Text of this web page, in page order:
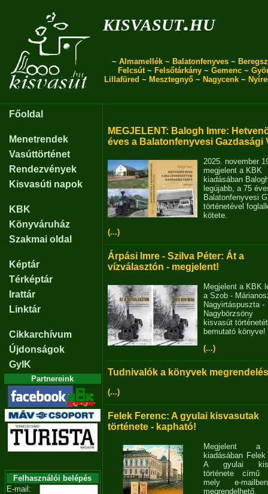
kisvasut.hu
~ Almamellék ~ Balatonfenyves ~
Felcsút~ Felsőtárkány ~ Gemenc ~
Lillafüred ~ Mesztegnyő ~ Nagycenk ~
Főoldal
Menetrendek
Vasúttörténet
Rendezvények
Kisvasúti napok
KBK
Könyváruház
Szakmai oldal
Képtár
Térképtár
Irattár
Linktár
Cikkarchívum
Újdonságok
GyIK
Partnereink
Felhasználói belépés
E-mail:
MEGJELENT: Balogh Imre:
éves a Balatonfenyvesi Gazdasági
2025. november
megjelent a KBK
kiadásában
legújabb, a 75
Balatonfenyvesi
történetével
kötete.
(...)
Árpási Imre - Szilva Péter: Át a
vízválasztón - megjelent!
Megjelent a KBK
a Szob -
Nagyirtáspuszta -
Nagybörzsöny
kisvasút történetét
bemutató könyve!
(...)
Tudnivalók a könyvek
(...)
Felek Ferenc: A gyulai kisvasutak
története - kapható!
Megjelent
kiadásában
A gyulai
története című
mely e-
megrendelhető.